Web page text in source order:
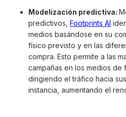
Modelización predictiva:
predictivos, Footprints AI
medios basándose en su
físico previsto y en las
compra. Esto permite a las
campañas en los medios de
dirigiendo el tráfico hacia
instancia, aumentando el